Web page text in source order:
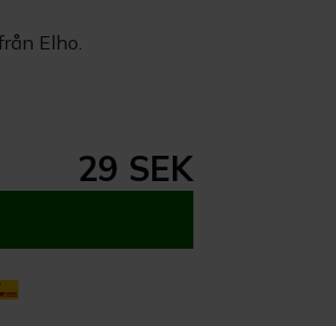
Elho.
29 SEK